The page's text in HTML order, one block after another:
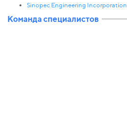
Sinopec Engineering Incorporation
Команда специалистов